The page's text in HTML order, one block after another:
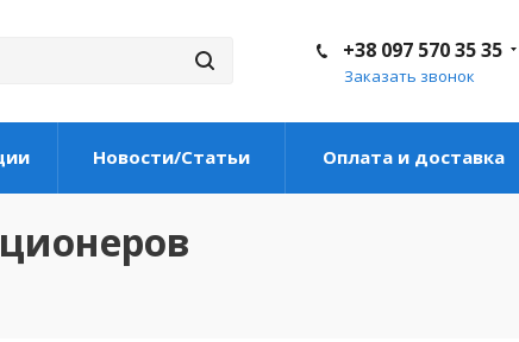
+38 097 570 35 35
Заказать звонок
Новости/Статьи Оплата и доставка